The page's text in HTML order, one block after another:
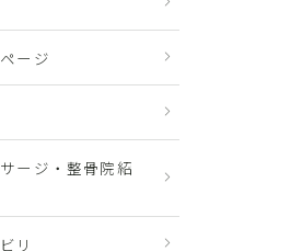
ージ
ージ・整骨院紹
リ